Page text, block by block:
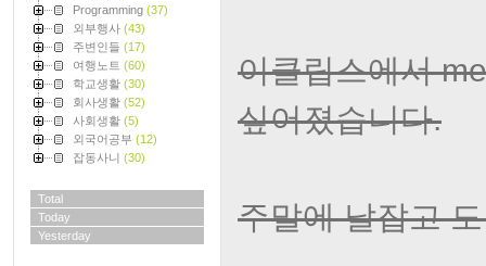
Programming (37)
외부행사 (43)
주변인들 (17)
여행노트 (60)
학교생활 (30)
회사생활 (52)
사회생활 (5)
외국어공부 (12)
잡동사니 (30)
Total
Today
Yesterday
이클립스에서
싶어졌습니다.
주말에 날잡고